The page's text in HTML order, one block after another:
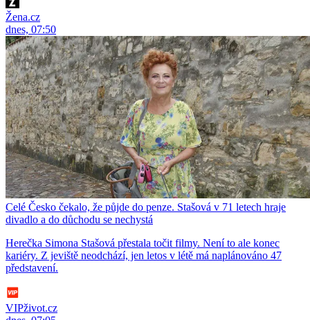
Žena.cz
dnes, 07:50
Celé Česko čekalo, že půjde do penze. Stašová v 71 letech hraje
divadlo a do důchodu se nechystá
Herečka Simona Stašová přestala točit filmy. Není to ale konec
kariéry. Z jeviště neodchází, jen letos v létě má naplánováno 47
představení.
VIPživot.cz